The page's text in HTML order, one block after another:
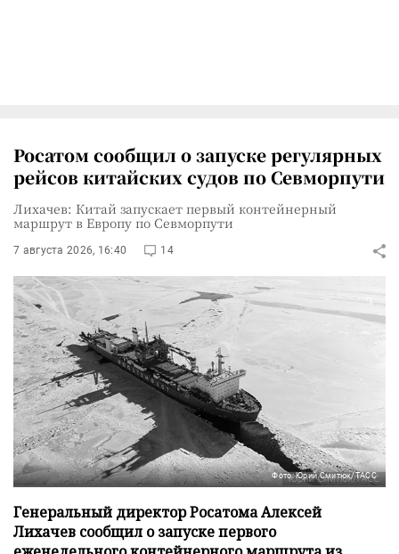
Росатом сообщил о запуске регулярных
рейсов китайских судов по Севморпути
Лихачев: Китай запускает первый контейнерный
маршрут в Европу по Севморпути
7 августа 2026, 16:40 14
Фото: Юрий Смитюк/ТАСС
Генеральный директор Росатома Алексей
Лихачев сообщил о запуске первого